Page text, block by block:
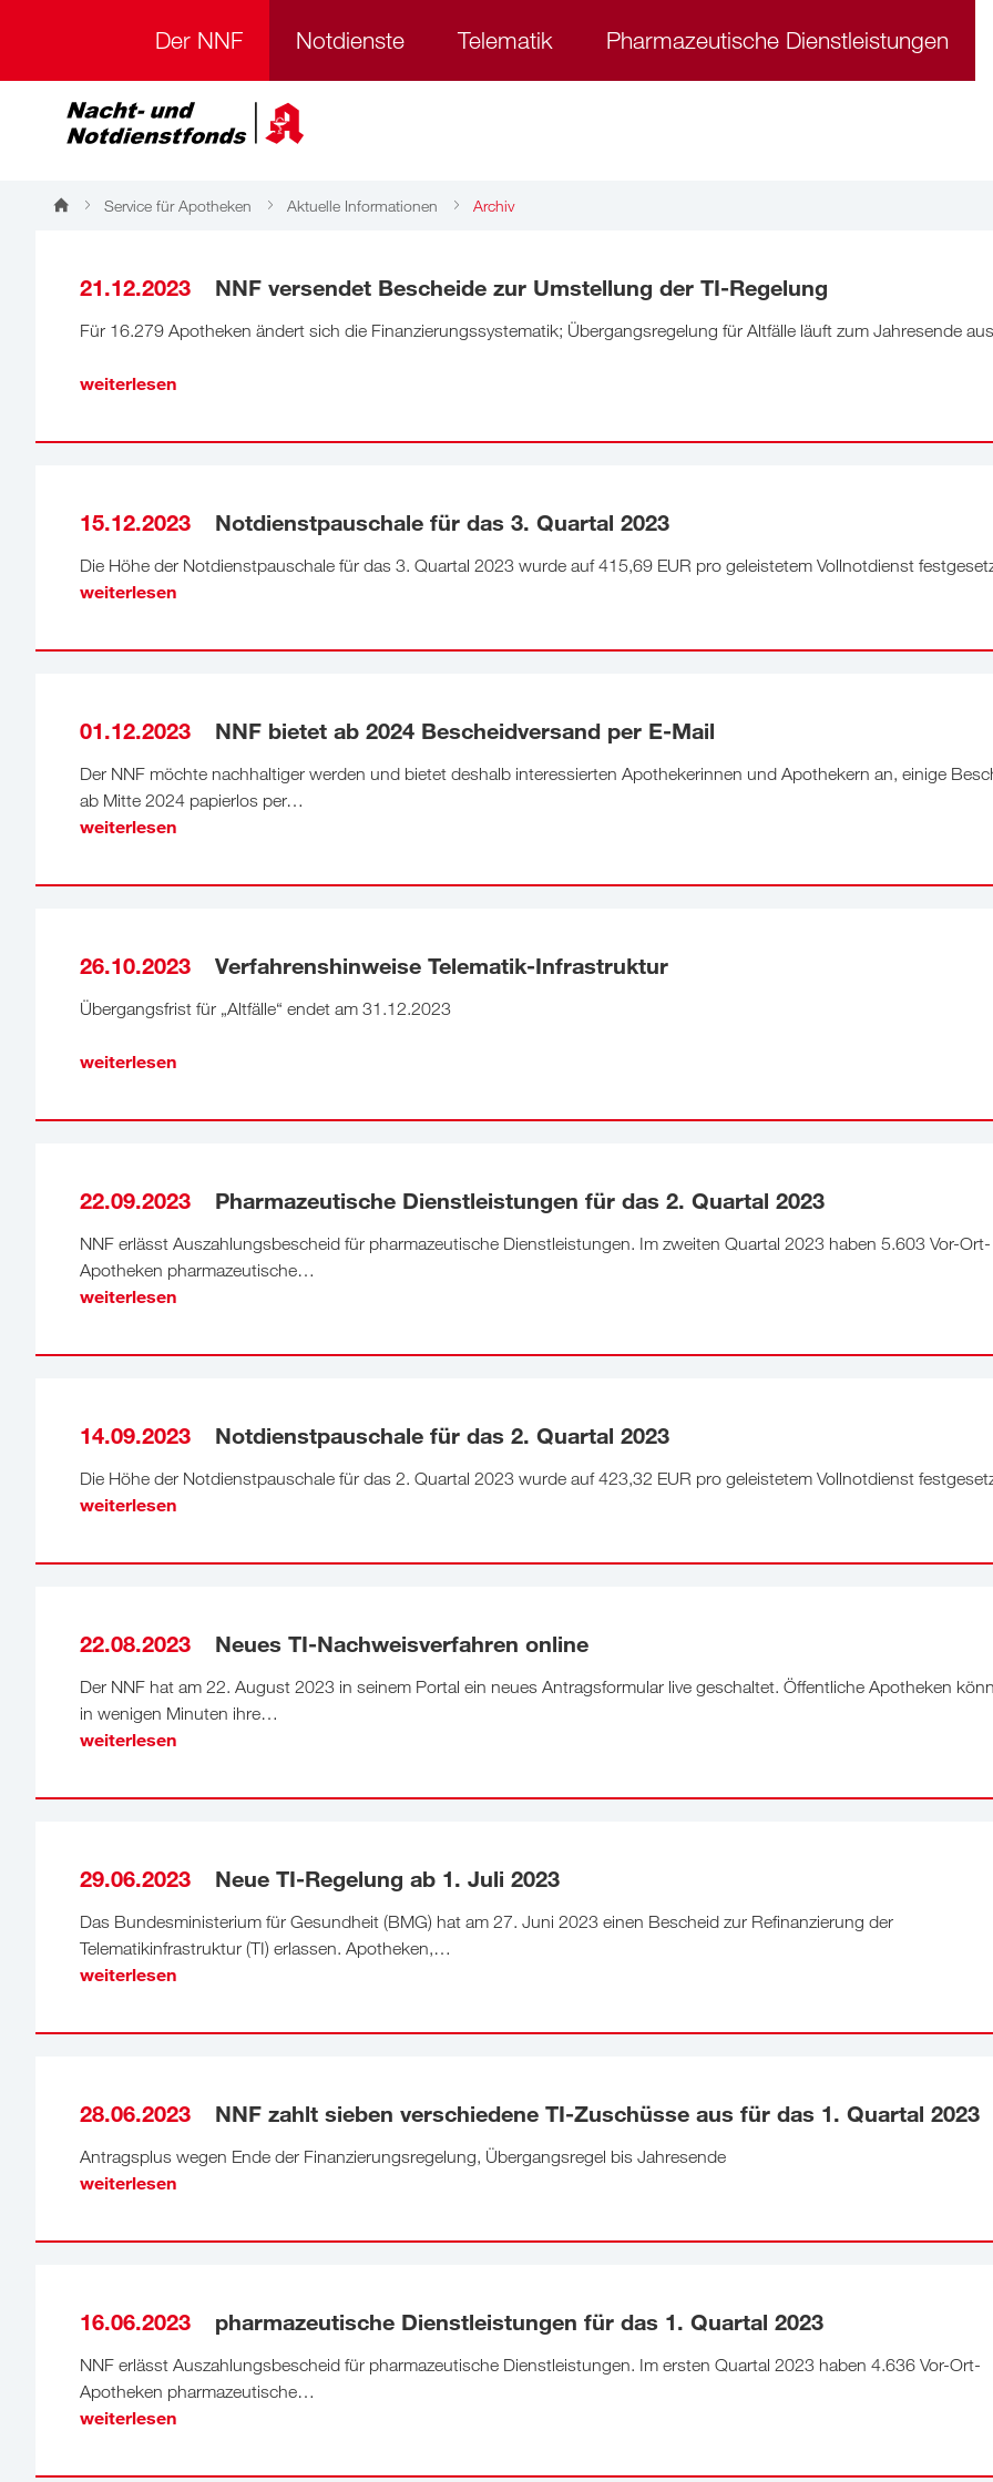
Der NNF Notdienste Telematik Pharmazeutische Dienstleistungen
Service für Apotheken Aktuelle Informationen Archiv
21.12.2023 NNF versendet Bescheide zur Umstellung der TI-Regelung
Für 16.279 Apotheken ändert sich die Finanzierungssystematik; Übergangsregelung für Altfälle läuft zum Jahresende aus
weiterlesen
15.12.2023 Notdienstpauschale für das 3. Quartal 2023
Die Höhe der Notdienstpauschale für das 3. Quartal 2023 wurde auf 415,69 EUR pro geleistetem Vollnotdienst
weiterlesen
01.12.2023 NNF bietet ab 2024 Bescheidversand per E-Mail
Der NNF möchte nachhaltiger werden und bietet deshalb interessierten Apothekerinnen und Apothekern an, einige
ab Mitte 2024 papierlos per…
weiterlesen
26.10.2023 Verfahrenshinweise Telematik-Infrastruktur
Übergangsfrist für „Altfälle“ endet am 31.12.2023
weiterlesen
22.09.2023 Pharmazeutische Dienstleistungen für das 2. Quartal 2023
NNF erlässt Auszahlungsbescheid für pharmazeutische Dienstleistungen. Im zweiten Quartal 2023 haben 5.603 Vor-Ort-
Apotheken pharmazeutische…
weiterlesen
14.09.2023 Notdienstpauschale für das 2. Quartal 2023
Die Höhe der Notdienstpauschale für das 2. Quartal 2023 wurde auf 423,32 EUR pro geleistetem Vollnotdienst
weiterlesen
22.08.2023 Neues TI-Nachweisverfahren online
Der NNF hat am 22. August 2023 in seinem Portal ein neues Antragsformular live geschaltet. Öffentliche Apotheken
in wenigen Minuten ihre…
weiterlesen
29.06.2023 Neue TI-Regelung ab 1. Juli 2023
Das Bundesministerium für Gesundheit (BMG) hat am 27. Juni 2023 einen Bescheid zur Refinanzierung der
Telematikinfrastruktur (TI) erlassen. Apotheken,…
weiterlesen
28.06.2023 NNF zahlt sieben verschiedene TI-Zuschüsse aus für das 1. Quartal 2023
Antragsplus wegen Ende der Finanzierungsregelung, Übergangsregel bis Jahresende
weiterlesen
16.06.2023 pharmazeutische Dienstleistungen für das 1. Quartal 2023
NNF erlässt Auszahlungsbescheid für pharmazeutische Dienstleistungen. Im ersten Quartal 2023 haben 4.636 Vor-Ort-
Apotheken pharmazeutische…
weiterlesen